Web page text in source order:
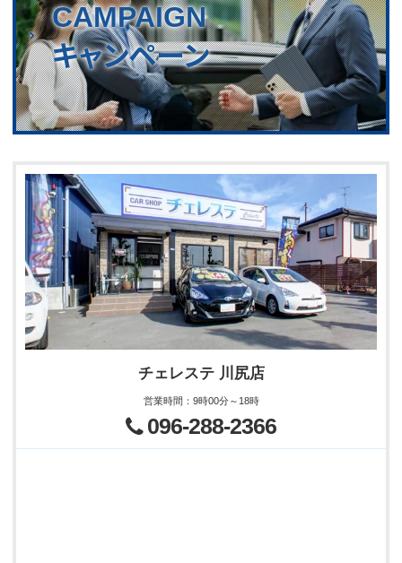
CAMPAIGN
キャンペーン
チェレステ 川尻店
営業時間 ： 9時00分～18時
096-288-2366